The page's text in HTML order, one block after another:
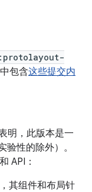
包含这些提交内
明，此版本是一
性的除外）。
API：
其组件和布局针